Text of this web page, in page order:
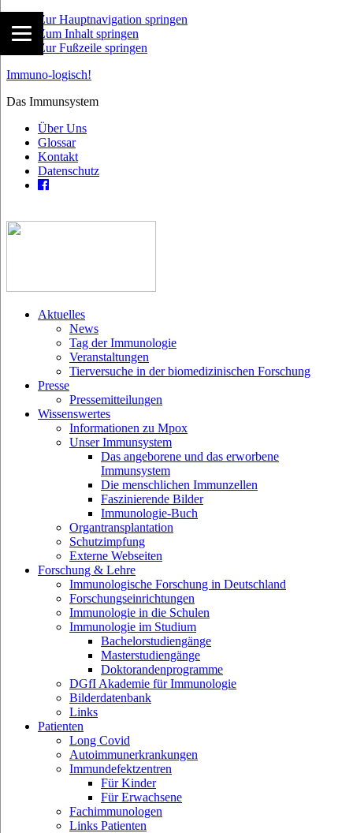
Zur Hauptnavigation springen
Zum Inhalt springen
Zur Fußzeile springen
Immuno-logisch!
Das Immunsystem
Über Uns
Glossar
Kontakt
Datenschutz
Aktuelles
News
Tag der Immunologie
Veranstaltungen
Tierversuche in der biomedizinischen Forschung
Presse
Pressemitteilungen
Wissenswertes
Informationen zu Mpox
Unser Immunsystem
Das angeborene und das erworbene
Immunsystem
Die menschlichen Immunzellen
Faszinierende Bilder
Immunologie-Buch
Organtransplantation
Schutzimpfung
Externe Webseiten
Forschung & Lehre
Immunologische Forschung in Deutschland
Forschungseinrichtungen
Immunologie in die Schulen
Immunologie im Studium
Bachelorstudiengänge
Masterstudiengänge
Doktorandenprogramme
DGfI Akademie für Immunologie
Bilderdatenbank
Links
Patienten
Long Covid
Autoimmunerkrankungen
Immundefektzentren
Für Kinder
Für Erwachsene
Fachimmunologen
Links Patienten